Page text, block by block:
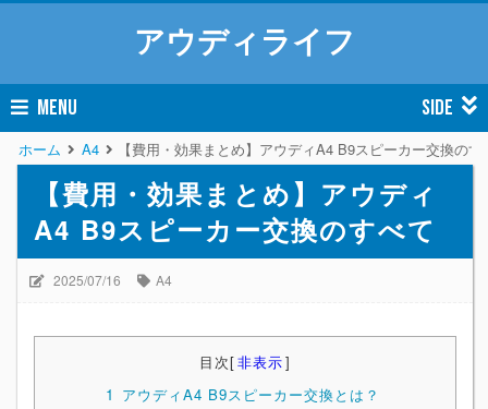
アウディライフ
MENU SIDE
ホーム A4 【費用・効果まとめ】アウディA4 B9スピーカー交換のす
【費用・効果まとめ】アウディ
A4 B9スピーカー交換のすべて
2025/07/16 A4
目次[非表示]
1 アウディA4 B9スピーカー交換とは？